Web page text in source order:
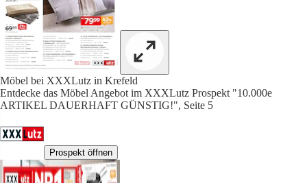
Möbel bei XXXLutz in Krefeld
Entdecke das Möbel Angebot im XXXLutz Prospekt "10.000e
ARTIKEL DAUERHAFT GÜNSTIG!", Seite 5
Prospekt öffnen